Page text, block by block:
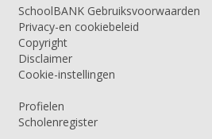
SchoolBANK Gebruiksvoorwaarden
Privacy-en cookiebeleid
Copyright
Disclaimer
Cookie-instellingen
Profielen
Scholenregister